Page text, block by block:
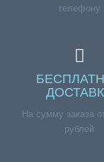
телефону
На сумму заказа
рублей